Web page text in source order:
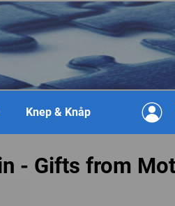
Knep & Knåp
- Gifts from